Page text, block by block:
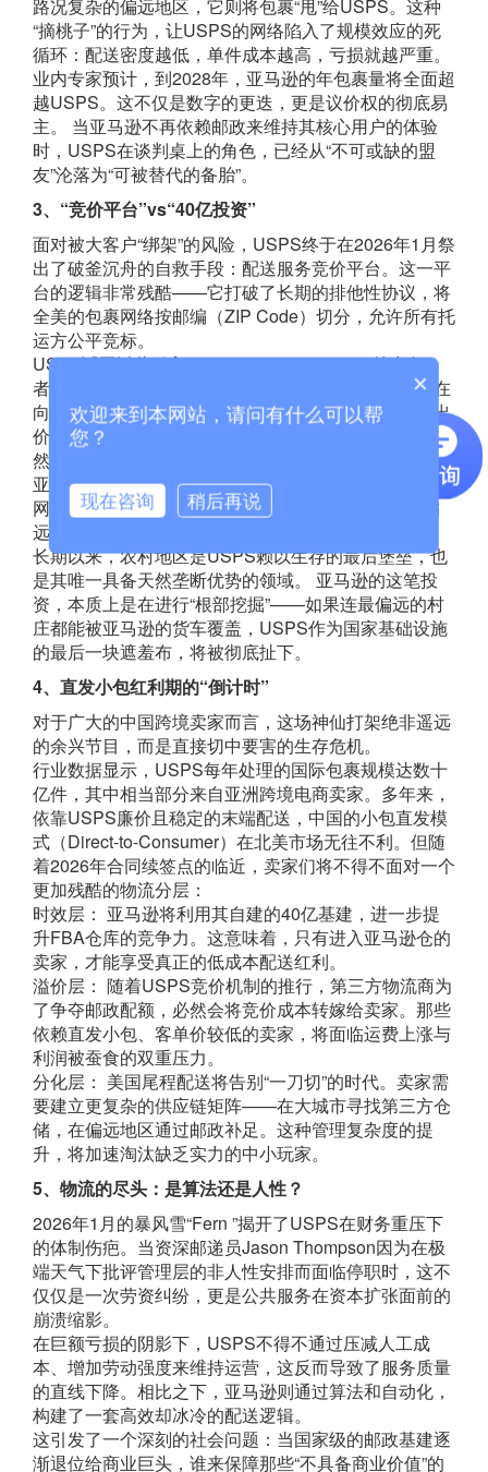
路况复杂的偏远地区，它则将包裹“甩”给USPS。这种
“摘桃子”的行为，让USPS的网络陷入了规模效应的死
循环：配送密度越低，单件成本越高，亏损就越严重。
业内专家预计，到2028年，亚马逊的年包裹量将全面超
越USPS。这不仅是数字的更迭，更是议价权的彻底易
主。 当亚马逊不再依赖邮政来维持其核心用户的体验
时，USPS在谈判桌上的角色，已经从“不可或缺的盟
友”沦落为“可被替代的备胎”。
3、“竞价平台”vs“40亿投资”
面对被大客户“绑架”的风险，USPS终于在2026年1月祭
出了破釜沉舟的自救手段：配送服务竞价平台。这一平
台的逻辑非常残酷——它打破了长期的排他性协议，将
全美的包裹网络按邮编（ZIP Code）切分，允许所有托
运方公平竞标。
USPS试图以此引入Temu、Shein、Walmart等竞争
者，从而摊薄对亚马逊的依赖。这实际上是邮政体系在
向市场宣告：我们的网络不再是某家巨头的私产，谁出
价高，谁就获得优先权。
然而，亚马逊的反应速度令市场侧目。2025年12月，
亚马逊宣布追加40亿美元专项资金，用于深耕农村配送
网络。这一动作极具侵略性，目标直指全美1.3万个偏
远邮编区域。
长期以来，农村地区是USPS赖以生存的最后堡垒，也
是其唯一具备天然垄断优势的领域。 亚马逊的这笔投
资，本质上是在进行“根部挖掘”——如果连最偏远的村
庄都能被亚马逊的货车覆盖，USPS作为国家基础设施
的最后一块遮羞布，将被彻底扯下。
4、直发小包红利期的“倒计时”
对于广大的中国跨境卖家而言，这场神仙打架绝非遥远
的余兴节目，而是直接切中要害的生存危机。
行业数据显示，USPS每年处理的国际包裹规模达数十
亿件，其中相当部分来自亚洲跨境电商卖家。多年来，
依靠USPS廉价且稳定的末端配送，中国的小包直发模
式（Direct-to-Consumer）在北美市场无往不利。但随
着2026年合同续签点的临近，卖家们将不得不面对一个
更加残酷的物流分层：
时效层： 亚马逊将利用其自建的40亿基建，进一步提
升FBA仓库的竞争力。这意味着，只有进入亚马逊仓的
卖家，才能享受真正的低成本配送红利。
溢价层： 随着USPS竞价机制的推行，第三方物流商为
了争夺邮政配额，必然会将竞价成本转嫁给卖家。那些
依赖直发小包、客单价较低的卖家，将面临运费上涨与
利润被蚕食的双重压力。
分化层： 美国尾程配送将告别“一刀切”的时代。卖家需
要建立更复杂的供应链矩阵——在大城市寻找第三方仓
储，在偏远地区通过邮政补足。这种管理复杂度的提
升，将加速淘汰缺乏实力的中小玩家。
5、物流的尽头：是算法还是人性？
2026年1月的暴风雪“Fern ”揭开了USPS在财务重压下
的体制伤疤。当资深邮递员Jason Thompson因为在极
端天气下批评管理层的非人性安排而面临停职时，这不
仅仅是一次劳资纠纷，更是公共服务在资本扩张面前的
崩溃缩影。
在巨额亏损的阴影下，USPS不得不通过压减人工成
本、增加劳动强度来维持运营，这反而导致了服务质量
的直线下降。相比之下，亚马逊则通过算法和自动化，
构建了一套高效却冰冷的配送逻辑。
这引发了一个深刻的社会问题：当国家级的邮政基建逐
渐退位给商业巨头，谁来保障那些“不具备商业价值”的
×
欢迎来到本网站，请问有什么可以帮
您？
现在咨询 稍后再说